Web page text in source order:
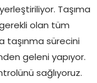
Taşıma
olan tüm
taşınma sürecini
geleni yapıyor.
sağlıyoruz.